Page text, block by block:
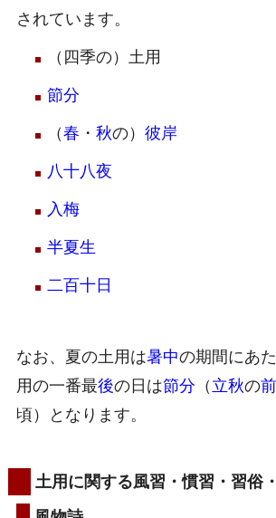
されています。
（四季の）土用
節分
（春 ・ 秋の） 彼岸
八十八夜
入梅
半夏生
二百十日
なお、夏の土用は暑中の期間にあ
用の一番最後の日は節分 （立秋の前
頃）となります。
土用に関する風習・慣習・習俗